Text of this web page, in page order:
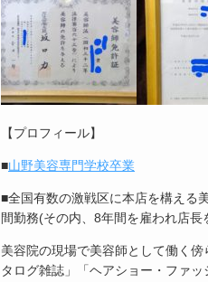
【プロフィール】
■山野美容専門学校卒業
■全国有数の激戦区に本店を構える
間勤務(その内、8年間を雇われ店長
美容院の現場で美容師として働く傍
タログ雑誌」「ヘアショー・ファッ